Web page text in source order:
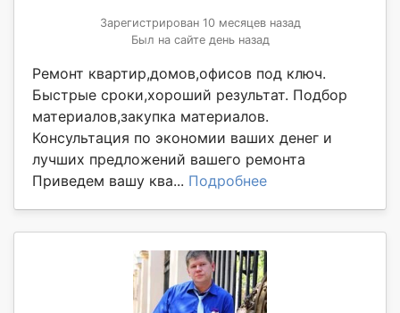
Зарегистрирован 10 месяцев назад
Был на сайте день назад
Ремонт квартир,домов,офисов под ключ.
Быстрые сроки,хороший результат. Подбор
материалов,закупка материалов.
Консультация по экономии ваших денег и
лучших предложений вашего ремонта
Приведем вашу ква... Подробнее